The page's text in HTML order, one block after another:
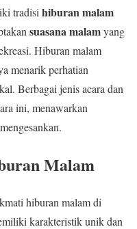
tradisi hiburan malam
suasana malamyang
Hiburan malam
menarik perhatian
Berbagai jenis acara dan
ini, menawarkan
Malam
hiburan malam di
karakteristik unik dan